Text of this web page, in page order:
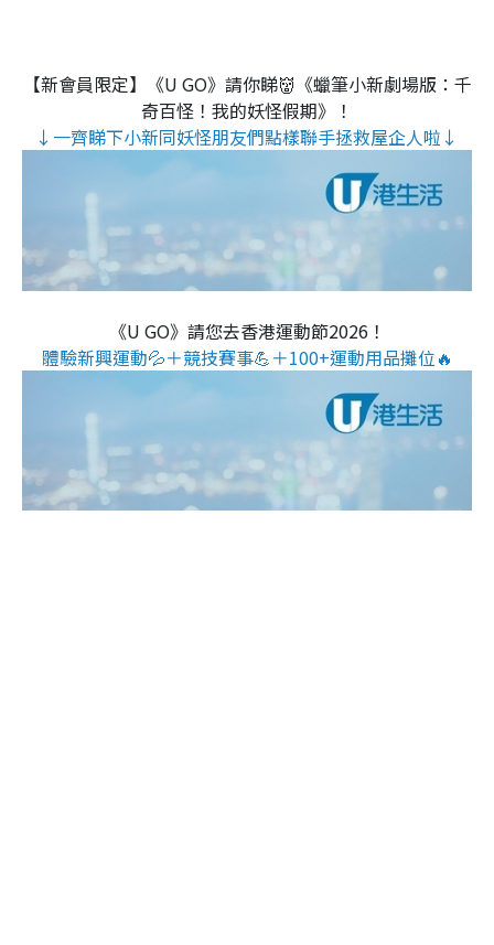
【新會員限定】《U GO》請你睇👹《蠟筆小新劇場版：千
奇百怪！我的妖怪假期》！
↓一齊睇下小新同妖怪朋友們點樣聯手拯救屋企人啦↓
《U GO》請您去香港運動節2026！
體驗新興運動💦＋競技賽事💪＋100+運動用品攤位🔥